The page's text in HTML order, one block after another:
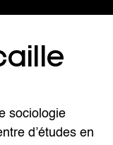
sociologie
d’études en